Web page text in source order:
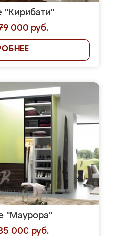
"Кирибати"
000 руб.
"Маурора"
000 руб.